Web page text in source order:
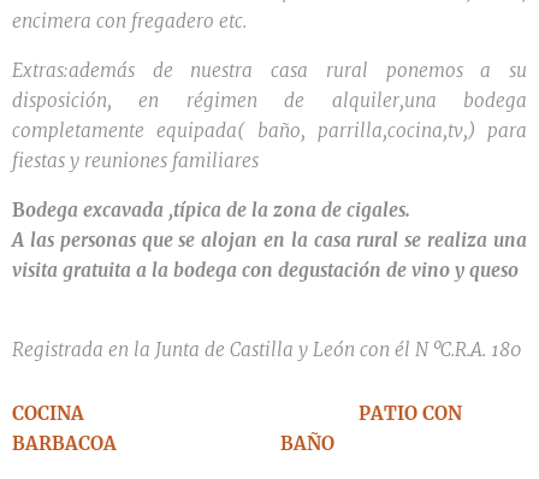
encimera con fregadero etc.
Extras:además de nuestra casa rural ponemos a su
disposición, en régimen de alquiler,una bodega
completamente equipada( baño, parrilla,cocina,tv,) para
fiestas y reuniones familiares
Bodega excavada ,típica de la zona de cigales.
A las personas que se alojan en la casa rural se realiza una
visita gratuita a la bodega con degustación de vino y queso
Registrada en la Junta de Castilla y León con él N ºC.R.A. 180
COCINA
PATIO CON
BARBACOA BAÑO